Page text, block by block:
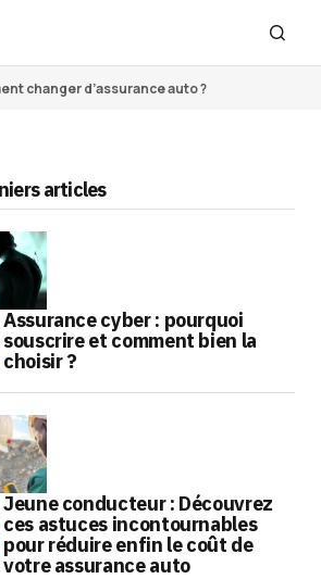
changer d’assurance auto ?
articles
Assurance cyber : pourquoi
souscrire et comment bien la
choisir ?
Jeune conducteur : Découvrez
ces astuces incontournables
pour réduire enfin le coût de
votre assurance auto